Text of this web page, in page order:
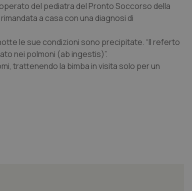
del pediatra del Pronto Soccorso della
a casa con una diagnosi di
le sue condizioni sono precipitate. “Il referto
nei polmoni (ab ingestis)”.
trattenendo la bimba in visita solo per un